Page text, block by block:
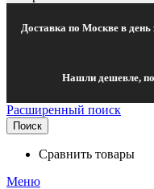
Доставка по Москве в
Нашли дешевле,
Расширенный поиск
Поиск
Сравнить товары
Меню